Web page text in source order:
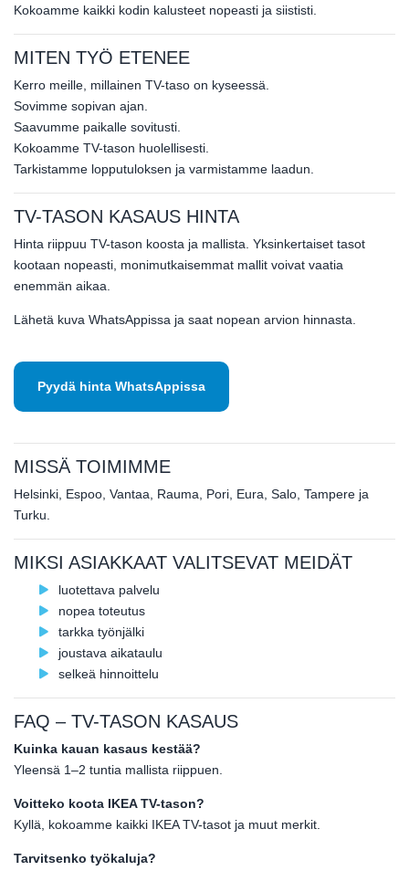
Kokoamme kaikki kodin kalusteet nopeasti ja siististi.
MITEN TYÖ ETENEE
Kerro meille, millainen TV-taso on kyseessä.
Sovimme sopivan ajan.
Saavumme paikalle sovitusti.
Kokoamme TV-tason huolellisesti.
Tarkistamme lopputuloksen ja varmistamme laadun.
TV-TASON KASAUS HINTA
Hinta riippuu TV-tason koosta ja mallista. Yksinkertaiset tasot
kootaan nopeasti, monimutkaisemmat mallit voivat vaatia
enemmän aikaa.
Lähetä kuva WhatsAppissa ja saat nopean arvion hinnasta.
Pyydä hinta WhatsAppissa
MISSÄ TOIMIMME
Helsinki, Espoo, Vantaa, Rauma, Pori, Eura, Salo, Tampere ja
Turku.
MIKSI ASIAKKAAT VALITSEVAT MEIDÄT
luotettava palvelu
nopea toteutus
tarkka työnjälki
joustava aikataulu
selkeä hinnoittelu
FAQ – TV-TASON KASAUS
Kuinka kauan kasaus kestää?
Yleensä 1–2 tuntia mallista riippuen.
Voitteko koota IKEA TV-tason?
Kyllä, kokoamme kaikki IKEA TV-tasot ja muut merkit.
Tarvitsenko työkaluja?